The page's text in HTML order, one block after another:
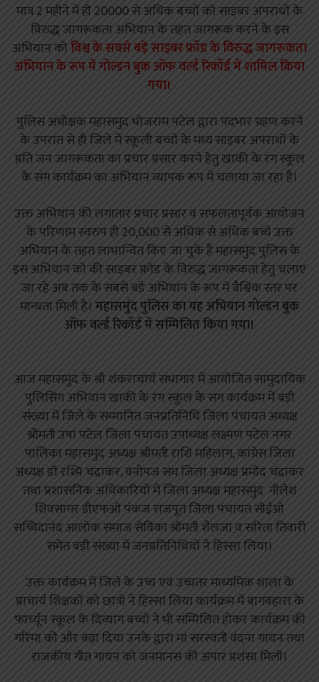
मात्र 2 महीने में ही 20000 से अधिक बच्चों को साइबर अपराधों के
विरुद्ध जागरूकता अभियान के तहत जागरूक करने के इस
अभियान कोविश्व के सबसे बड़े साइबर फ्रॉड के विरुद्ध जागरूकता
अभियान के रूप में गोल्डन बुक ऑफ वर्ल्ड रिकॉर्ड में शामिल किया
गया।
पुलिस अधीक्षक महासमुंद भोजराम पटेल द्वारा पदभार ग्रहण करने
के उपरांत से ही जिले में स्कूली बच्चों के मध्य साइबर अपराधों के
प्रति जन जागरूकता का प्रचार प्रसार करने हेतु खाकी के रंग स्कूल
के संग कार्यक्रम का अभियान व्यापक रूप में चलाया जा रहा है।
उक्त अभियान की लगातार प्रचार प्रसार व सफलतापूर्वक आयोजन
के परिणाम स्वरुप ही 20,000 से अधिक से अधिक बच्चे उक्त
अभियान के तहत लाभान्वित किए जा चुके हैं महासमुंद पुलिस के
इस अभियान को की साइबर फ्रॉड के विरुद्ध जागरूकता हेतु चलाए
जा रहे अब तक के सबसे बड़े अभियान के रूप में वैश्विक स्तर पर
मान्यता मिली है। महासमुंद पुलिस का यह अभियान गोल्डन बुक
ऑफ वर्ल्ड रिकॉर्ड में सम्मिलित किया गया।
आज महासमुंद के श्री शंकराचार्य सभागार में आयोजित सामुदायिक
पुलिसिंग अभियान खाकी के रंग स्कूल के संग कार्यक्रम में बड़ी
संख्या में जिले के सम्मानित जनप्रतिनिधि जिला पंचायत अध्यक्ष
श्रीमती उषा पटेल जिला पंचायत उपाध्यक्ष लक्ष्मण पटेल नगर
पालिका महासमुंद अध्यक्ष श्रीमती राशि महिलांग, कांग्रेस जिला
अध्यक्ष डॉ रश्मि चंद्राकर, वनोपज संघ जिला अध्यक्ष प्रमोद चंद्राकर
तथा प्रशासनिक अधिकारियों में जिला अध्यक्ष महासमुंद नीलेश
शिवसागर डीएफओ पंकज राजपूत जिला पंचायत सीईओ
सच्चिदानंद आलोक समाज सेविका श्रीमती शैलजा व सरिता तिवारी
समेत बड़ी संख्या में जनप्रतिनिधियों ने हिस्सा लिया।
उक्त कार्यक्रम में जिले के उच्च एवं उच्चतर माध्यमिक शाला के
प्राचार्य शिक्षकों को छात्रों ने हिस्सा लिया कार्यक्रम में बागबहारा के
फार्च्यून स्कूल के दिव्यांग बच्चों ने भी सम्मिलित होकर कार्यक्रम की
गरिमा को और बढ़ा दिया उनके द्वारा मां सरस्वती वंदना गायन तथा
राजकीय गीत गायन को जनमानस की अपार प्रशंसा मिली।